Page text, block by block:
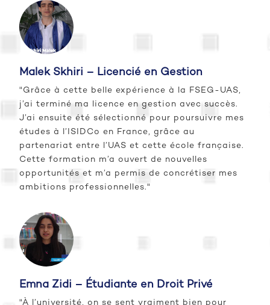
Malek Skhiri – Licencié en Gestion
"Grâce à cette belle expérience à la FSEG-UAS,
j’ai terminé ma licence en gestion avec succès.
J’ai ensuite été sélectionné pour poursuivre mes
études à l’ISIDCo en France, grâce au
partenariat entre l’UAS et cette école française.
Cette formation m’a ouvert de nouvelles
opportunités et m’a permis de concrétiser mes
ambitions professionnelles."
Emna Zidi – Étudiante en Droit Privé
"À l’université, on se sent vraiment bien pour